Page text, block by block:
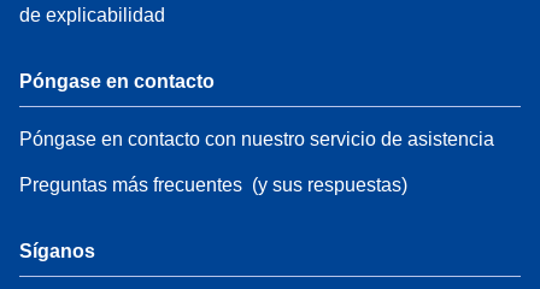
de explicabilidad
Póngase en contacto
Póngase en contacto con nuestro servicio de asistencia
Preguntas más frecuentes (y sus respuestas)
Síganos